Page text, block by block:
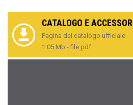
CATALOGO E ACCESSORI
Pagina del catalogo ufficiale
1.05 Mb - file pdf